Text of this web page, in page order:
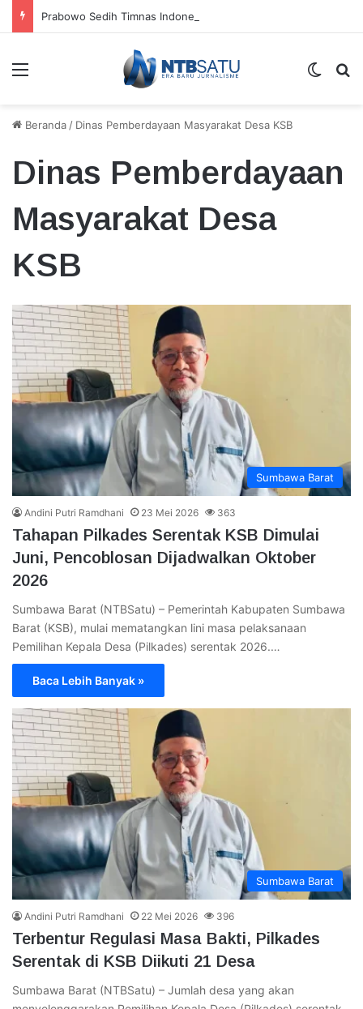
Menu
Beranda / Dinas Pemberdayaan Masyarakat Desa KSB
Dinas Pemberdayaan
Masyarakat Desa
KSB
Sumbawa Barat
Andini Putri Ramdhani 23 Mei 2026 363
Tahapan Pilkades Serentak KSB Dimulai
Juni, Pencoblosan Dijadwalkan Oktober
2026
Sumbawa Barat (NTBSatu) – Pemerintah Kabupaten Sumbawa
Barat (KSB), mulai mematangkan lini masa pelaksanaan
Pemilihan Kepala Desa (Pilkades) serentak 2026.…
Baca Lebih Banyak »
Sumbawa Barat
Andini Putri Ramdhani 22 Mei 2026 396
Terbentur Regulasi Masa Bakti, Pilkades
Serentak di KSB Diikuti 21 Desa
Sumbawa Barat (NTBSatu) – Jumlah desa yang akan